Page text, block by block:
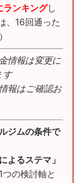
ランキングし
、16回通った
情報は変更に
す
報はご確認お
ジムの条件で
よるステマ」
の検討軸と